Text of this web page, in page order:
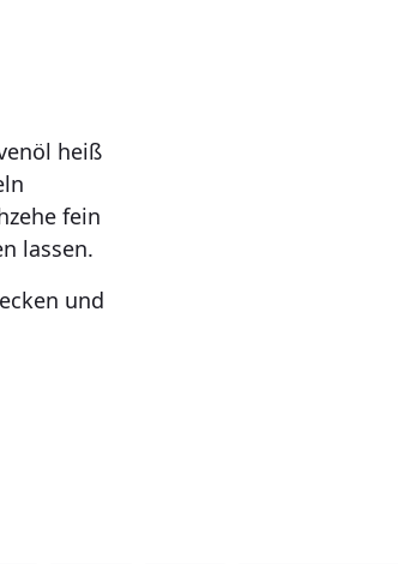
heiß
fein
lassen.
und